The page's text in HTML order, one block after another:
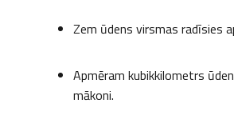
Zem ūdens virsmas radīsies
Apmēram kubikkilometrs
mākoni.